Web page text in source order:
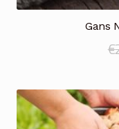
Gans
€